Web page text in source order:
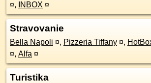
¤, INBOX ¤
Stravovanie
Bella Napoli ¤, Pizzeria Tiffany ¤,
¤, Alfa ¤
Turistika